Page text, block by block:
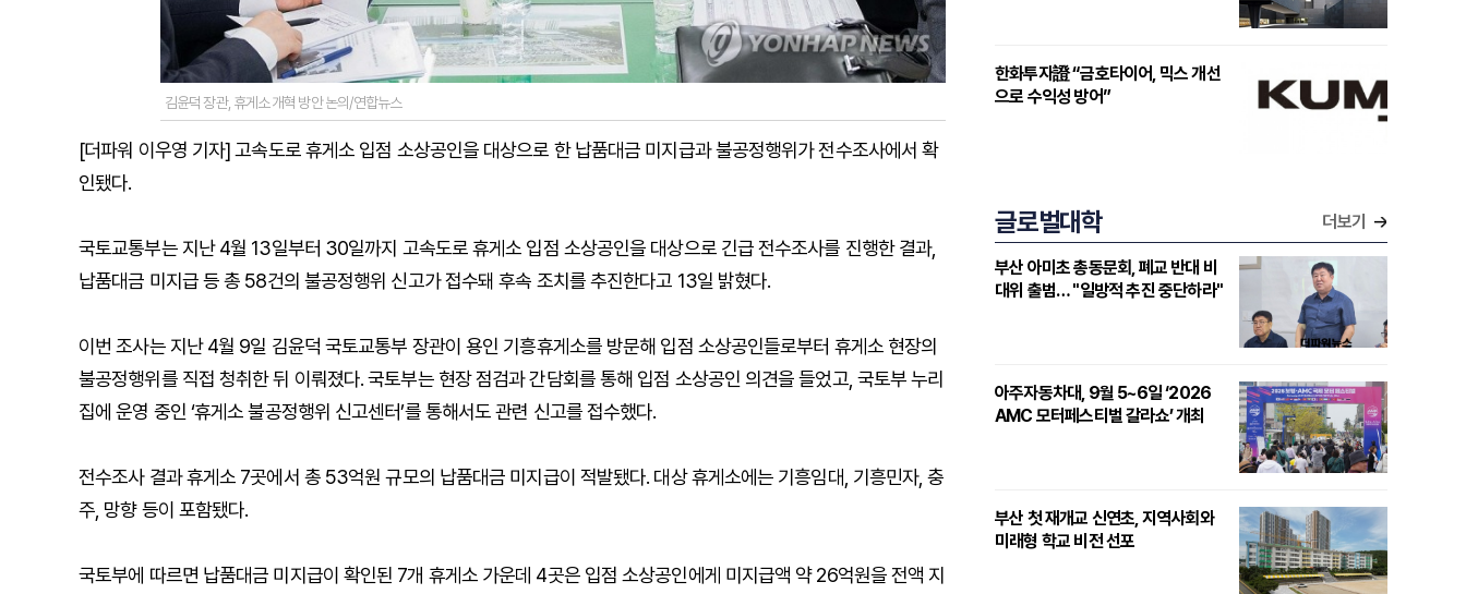
김윤덕 장관, 휴게소 개혁 방안 논의/연합뉴스
[더파워 이우영 기자] 고속도로 휴게소 입점 소상공인을 대상으로 한 납품대금 미지급과 불공정행위가 전수조사에서 확
인됐다.
국토교통부는 지난 4월 13일부터 30일까지 고속도로 휴게소 입점 소상공인을 대상으로 긴급 전수조사를 진행한 결과,
납품대금 미지급 등 총 58건의 불공정행위 신고가 접수돼 후속 조치를 추진한다고 13일 밝혔다.
이번 조사는 지난 4월 9일 김윤덕 국토교통부 장관이 용인 기흥휴게소를 방문해 입점 소상공인들로부터 휴게소 현장의
불공정행위를 직접 청취한 뒤 이뤄졌다. 국토부는 현장 점검과 간담회를 통해 입점 소상공인 의견을 들었고, 국토부 누리
집에 운영 중인 ‘휴게소 불공정행위 신고센터’를 통해서도 관련 신고를 접수했다.
전수조사 결과 휴게소 7곳에서 총 53억원 규모의 납품대금 미지급이 적발됐다. 대상 휴게소에는 기흥임대, 기흥민자, 충
주, 망향 등이 포함됐다.
국토부에 따르면 납품대금 미지급이 확인된 7개 휴게소 가운데 4곳은 입점 소상공인에게 미지급액 약 26억원을 전액 지
한화투자證 “금호타이어, 믹스 개선
으로 수익성 방어”
글로벌대학 더보기
부산 아미초 총동문회, 폐교 반대 비
대위 출범… "일방적 추진 중단하라"
아주자동차대, 9월 5~6일 ‘2026
AMC 모터페스티벌 갈라쇼’ 개최
부산 첫 재개교 신연초, 지역사회와
미래형 학교 비전 선포